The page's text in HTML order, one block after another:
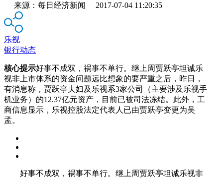
来源：每日经济新闻 2017-07-04 11:20:35
乐视
银行动态
核心提示好事不成双，祸事不单行。继上周贾跃亭坦诚乐
视非上市体系的资金问题远比想象的要严重之后，昨日，
有消息称，贾跃亭夫妇及乐视系3家公司（主要涉及乐视手
机业务）的12.37亿元资产，目前已被司法冻结。此外，工
商信息显示，乐视控股法定代表人已由贾跃亭变更为吴
孟。
好事不成双，祸事不单行。继上周贾跃亭坦诚乐视非